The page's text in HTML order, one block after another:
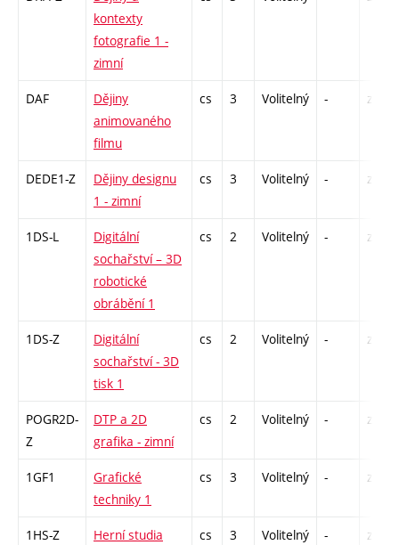
kontexty
fotografie 1 -
zimní
DAF
Dějiny
animovaného
filmu
cs 3 Volitelný - zk
DEDE1-Z
Dějiny designu
1 - zimní
cs 3 Volitelný - zk
1DS-L
Digitální
sochařství – 3D
robotické
obrábění 1
cs 2 Volitelný - zá
1DS-Z
Digitální
sochařství - 3D
tisk 1
cs 2 Volitelný - zá
POGR2D-
Z
DTP a 2D
grafika - zimní
cs 2 Volitelný - zá
1GF1
Grafické
techniky 1
cs 3 Volitelný - zá
1HS-Z Herní studia cs 3 Volitelný - zk